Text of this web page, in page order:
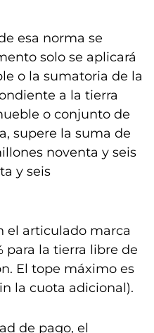
esa norma se
solo se aplicará
o la sumatoria de la
a la tierra
o conjunto de
supere la suma de
noventa y seis
y seis
el articulado marca
para la tierra libre de
El tope máximo es
la cuota adicional).
de pago, el